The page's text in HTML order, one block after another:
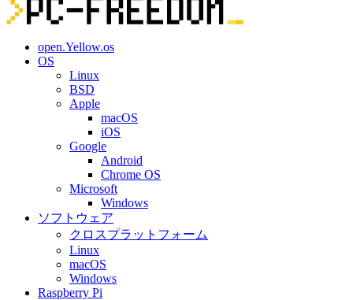
open.Yellow.os
OS
Linux
BSD
Apple
macOS
iOS
Google
Android
Chrome OS
Microsoft
Windows
ソフトウェア
クロスプラットフォーム
Linux
macOS
Windows
Raspberry Pi